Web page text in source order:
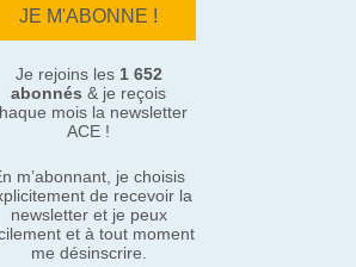
Je rejoins les 1 652
abonnés & je reçois
mois la newsletter
ACE !
m’abonnant, je choisis
de recevoir la
newsletter et je peux
et à tout moment
me désinscrire.